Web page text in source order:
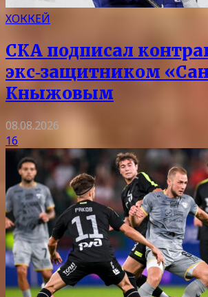
ХОККЕЙ
СКА подписал
экс‑защитником
Кныжовым
08.08.2026
16